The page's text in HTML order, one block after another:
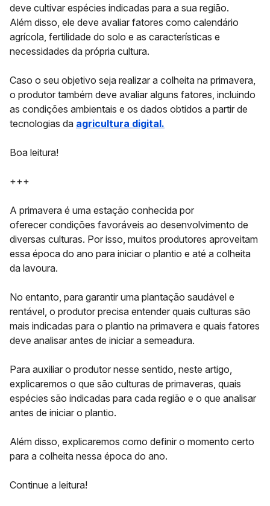
deve cultivar espécies indicadas para a sua região.
Além disso, ele deve avaliar fatores como calendário
agrícola, fertilidade do solo e as características e
necessidades da própria cultura.
Caso o seu objetivo seja realizar a colheita na primavera,
o produtor também deve avaliar alguns fatores, incluindo
as condições ambientais e os dados obtidos a partir de
tecnologias da agricultura digital.
Boa leitura!
+++
A primavera é uma estação conhecida por
oferecer condições favoráveis ao desenvolvimento de
diversas culturas. Por isso, muitos produtores aproveitam
essa época do ano para iniciar o plantio e até a colheita
da lavoura.
No entanto, para garantir uma plantação saudável e
rentável, o produtor precisa entender quais culturas são
mais indicadas para o plantio na primavera e quais fatores
deve analisar antes de iniciar a semeadura.
Para auxiliar o produtor nesse sentido, neste artigo,
explicaremos o que são culturas de primaveras, quais
espécies são indicadas para cada região e o que analisar
antes de iniciar o plantio.
Além disso, explicaremos como definir o momento certo
para a colheita nessa época do ano.
Continue a leitura!